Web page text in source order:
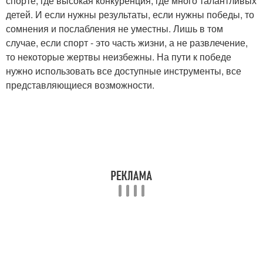
детей. И если нужны результаты, если нужны победы, то
сомнения и послабления не уместны. Лишь в том
случае, если спорт - это часть жизни, а не развлечение,
то некоторые жертвы неизбежны. На пути к победе
нужно использовать все доступные инструменты, все
представляющиеся возможности.